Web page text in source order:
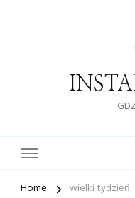
Home wielki tydzień